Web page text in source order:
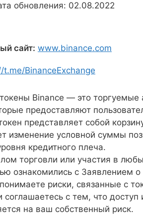
обновления: 02.08.2022
сайт: www.binance.com
t.me/BinanceExchange
Binance — это торгуемые
предоставляют
представляет собой
изменение условной суммы
кредитного плеча.
торговли или участия в
ознакомились с Заявлением
риски, связанные с
соглашаетесь с тем, что
на ваш собственный риск.